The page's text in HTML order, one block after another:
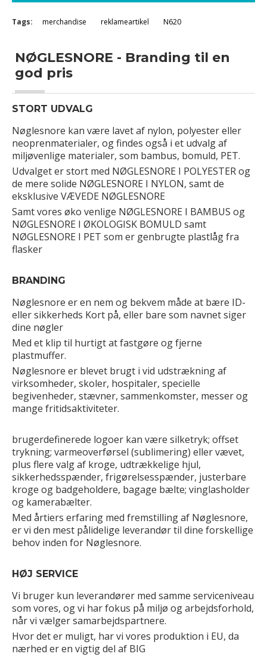
Tags: merchandise reklameartikel N620
NØGLESNORE - Branding til en
god pris
STORT UDVALG
Nøglesnore kan være lavet af nylon, polyester eller
neoprenmaterialer, og findes også i et udvalg af
miljøvenlige materialer, som bambus, bomuld, PET.
Udvalget er stort med NØGLESNORE I POLYESTER og
de mere solide NØGLESNORE I NYLON, samt de
eksklusive VÆVEDE NØGLESNORE
Samt vores øko venlige NØGLESNORE I BAMBUS og
NØGLESNORE I ØKOLOGISK BOMULD samt
NØGLESNORE I PET som er genbrugte plastlåg fra
flasker
BRANDING
Nøglesnore er en nem og bekvem måde at bære ID-
eller sikkerheds Kort på, eller bare som navnet siger
dine nøgler
Med et klip til hurtigt at fastgøre og fjerne
plastmuffer.
Nøglesnore er blevet brugt i vid udstrækning af
virksomheder, skoler, hospitaler, specielle
begivenheder, stævner, sammenkomster, messer og
mange fritidsaktiviteter.
brugerdefinerede logoer kan være silketryk; offset
trykning; varmeoverførsel (sublimering) eller vævet,
plus flere valg af kroge, udtrækkelige hjul,
sikkerhedsspænder, frigørelsesspænder, justerbare
kroge og badgeholdere, bagage bælte; vinglasholder
og kamerabælter.
Med årtiers erfaring med fremstilling af Nøglesnore,
er vi den mest pålidelige leverandør til dine forskellige
behov inden for Nøglesnore.
HØJ SERVICE
Vi bruger kun leverandører med samme serviceniveau
som vores, og vi har fokus på miljø og arbejdsforhold,
når vi vælger samarbejdspartnere.
Hvor det er muligt, har vi vores produktion i EU, da
nærhed er en vigtig del af BIG